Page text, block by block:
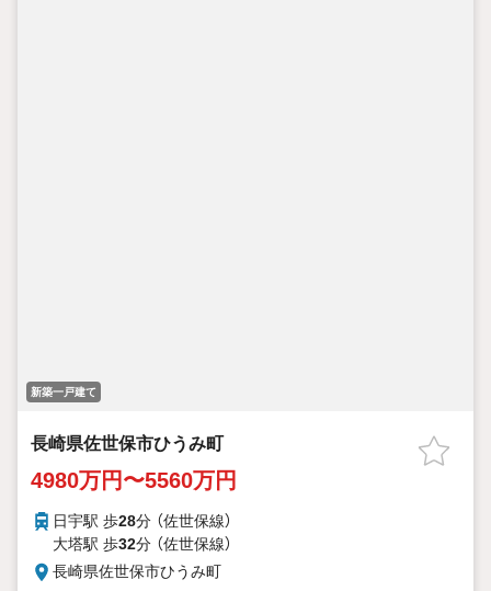
新築一戸建て
長崎県佐世保市ひうみ町
4980万円〜5560万円
日宇駅 歩28分 （佐世保線）
大塔駅 歩32分 （佐世保線）
長崎県佐世保市ひうみ町